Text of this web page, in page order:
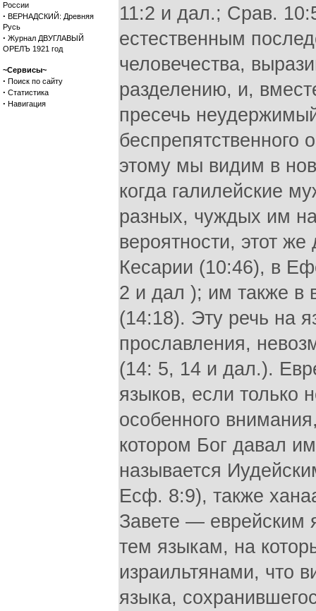
России
· ВЕРНАДСКИЙ: Древняя
Русь
· Журнал ДВУГЛАВЫЙ
ОРЕЛЪ 1921 год
~Сервисы~
· Поиск по сайту
· Статистика
· Навигация
11:2 и дал.; Срав.
естественным
человечества,
разделению, и,
пресечь
этому мы видим в
когда галилейские
разных, чуждых им
вероятности, этот
Кесарии (10:46), в
2 и дал ); им также в
(14:18). Эту речь на
прославления,
(14: 5, 14 и дал.).
языков, если только
особенного
котором Бог давал
называется
Есф. 8:9), также
Завете — еврейским
тем языкам, на
израильтянами, что
языка,